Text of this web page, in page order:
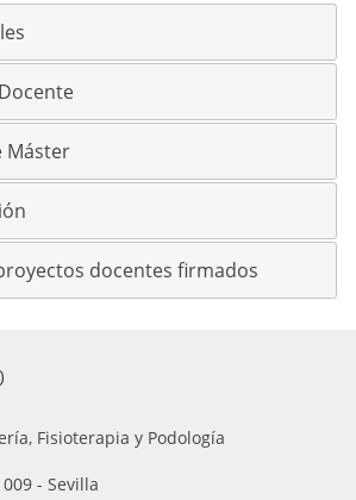
Máster
docentes firmados
Fisioterapia y Podología
- Sevilla